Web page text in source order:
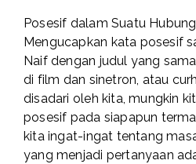
Posesif dalam Suatu
Mengucapkan kata posesif
Naif dengan judul yang
di film dan sinetron, atau
disadari oleh kita, mungkin
posesif pada siapapun
kita ingat-ingat tentang
yang menjadi pertanyaan